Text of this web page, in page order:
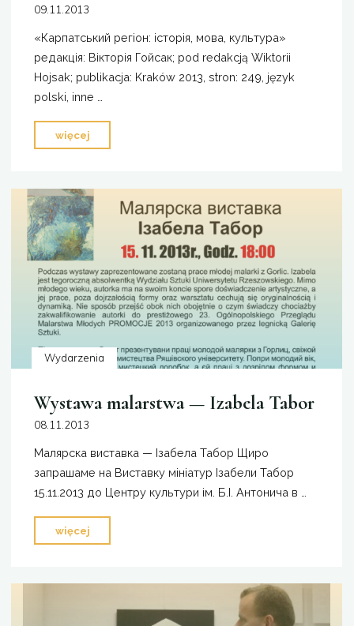
09.11.2013
«Карпатський регіон: історія, мова, культура»
редакція: Вікторія Гойсак; pod redakcją Wiktorii
Hojsak; publikacja: Kraków 2013, stron: 249, język
polski, inne …
więcej
karpacki.
język,
kultura"
Wydarzenia
Wystawa malarstwa — Izabela Tabor
08.11.2013
Малярска виставка — Ізабела Табор Щиро
запрашаме на Виставку мініатур Ізабели Табор
15.11.2013 до Центру культури ім. Б.І. Антонича в …
więcej
malarstwa
Tabor"